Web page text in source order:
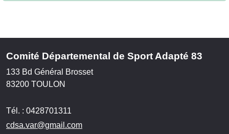
Comité Départemental de Sport Adapté 83
133 Bd Général Brosset
83200 TOULON
Tél. : 0428701311
cdsa.var@gmail.com